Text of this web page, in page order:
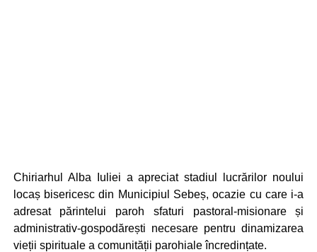
Chiriarhul Alba Iuliei a apreciat stadiul lucrărilor noului
locaș bisericesc din Municipiul Sebeș, ocazie cu care i-a
adresat părintelui paroh sfaturi pastoral-misionare și
administrativ-gospodărești necesare pentru dinamizarea
vieții spirituale a comunității parohiale încredințate.